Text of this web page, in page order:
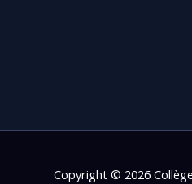
Copyright © 2026